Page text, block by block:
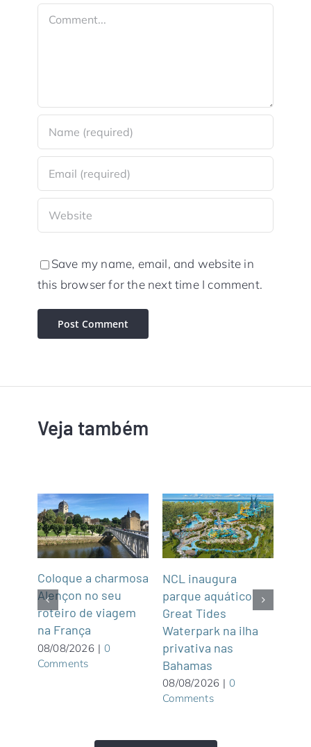
Comment
Save my name, email, and website in
this browser for the next time I comment.
Veja também
Coloque a charmosa
Alençon no seu
roteiro de viagem
na França
08/08/2026 | 0
Comments
NCL inaugura
parque aquático
Great Tides
Waterpark na ilha
privativa nas
Bahamas
08/08/2026 | 0
Comments